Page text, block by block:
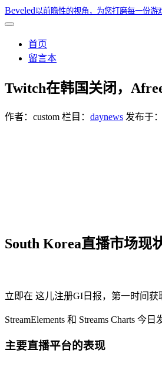
Beveled以前瞻性的视角，为您打磨每一份游
首页
留言本
Twitch在韩国关闭，
作者： custom 栏目： daynews 发布于：
South Korea直播市场现
立即在 这儿注册GI日报，第一时间获
StreamElements 和 Streams Charts
主要直播平台的表现